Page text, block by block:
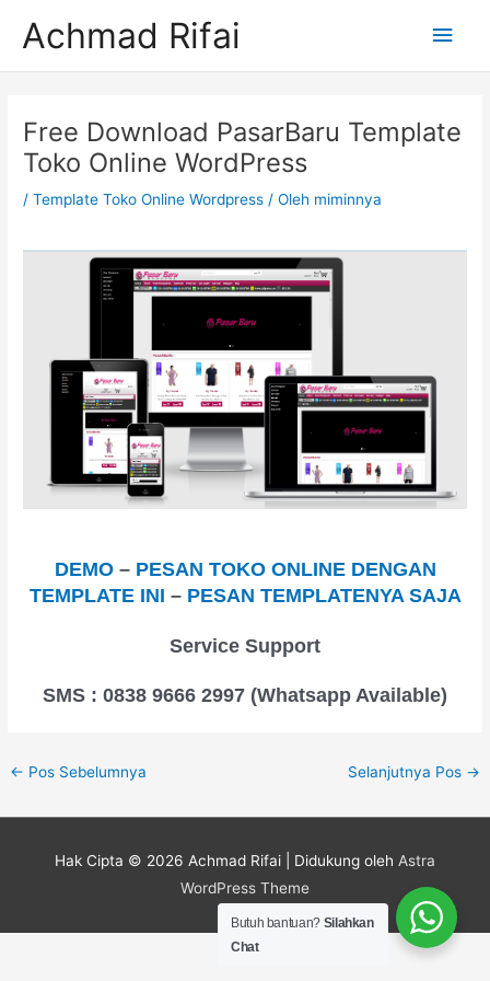
Achmad Rifai
Free Download PasarBaru Template
Toko Online WordPress
/Template Toko Online Wordpress / Oleh miminnya
DEMO– PESAN TOKO ONLINE DENGAN
TEMPLATE INI – PESAN TEMPLATENYA SAJA
Service Support
SMS : 0838 9666 2997 (Whatsapp Available)
← Pos Sebelumnya Selanjutnya Pos →
Hak Cipta © 2026 Achmad Rifai | Didukung oleh Astra
WordPress Theme
Butuh bantuan? Silahkan
Chat